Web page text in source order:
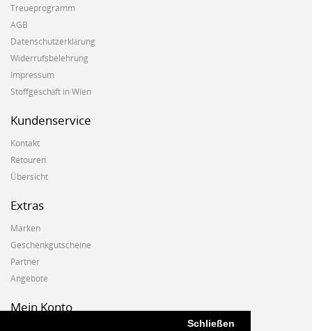
Schließen
Treueprogramm
AGB
Datenschutzerklärung
Widerrufsbelehrung
Impressum
Stoffgeschäft in Wien
Kundenservice
Kontakt
Retouren
Übersicht
Extras
Marken
Geschenkgutscheine
Partner
Angebote
Mein Konto